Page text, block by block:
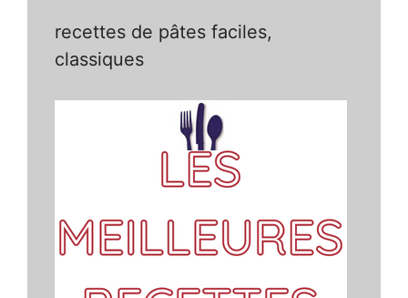
recettes de pâtes faciles,
classiques